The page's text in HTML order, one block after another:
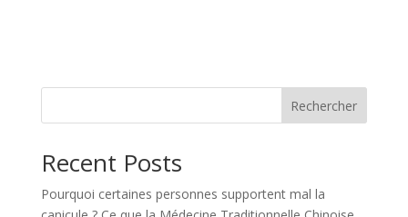
e
Rechercher
Recent Posts
Pourquoi certaines personnes supportent mal la